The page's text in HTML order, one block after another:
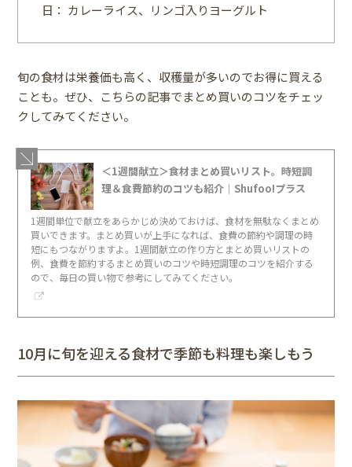
日： カレーライス、リンゴ入りヨーグルト
旬の食材は栄養価も高く、収穫量が多いのでお得に買える
ことも。ぜひ、こちらの記事でまとめ買いのコツをチェッ
クしてみてください。
＜1週間献立＞食材まとめ買いリスト。時短調
理＆食費節約のコツも紹介｜Shufoo!プラス
1週間単位で献立をあらかじめ決めておけば、食材を無駄なくまとめ
買いできます。まとめ買いが上手になれば、食費の節約や調理の時
短にもつながりますよ。1週間献立の作り方とまとめ買いリストの
例、食費を節約するまとめ買いのコツや時短調理のコツを紹介する
ので、毎日の買い物で参考にしてみてください。
10月に旬を迎える食材で季節も料理も楽しもう